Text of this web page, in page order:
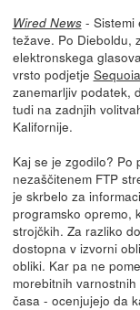
Wired News- Sistemi
težave. Po Dieboldu,
elektronskega
vrsto podjetje
zanemarljiv podatek,
tudi na zadnjih
Kalifornije.
Kaj se je zgodilo? Po
nezaščitenem FTP
je skrbelo za
programsko opremo,
strojčkih. Za razliko
dostopna v izvorni
obliki. Kar pa ne
morebitnih
časa - ocenjujejo da